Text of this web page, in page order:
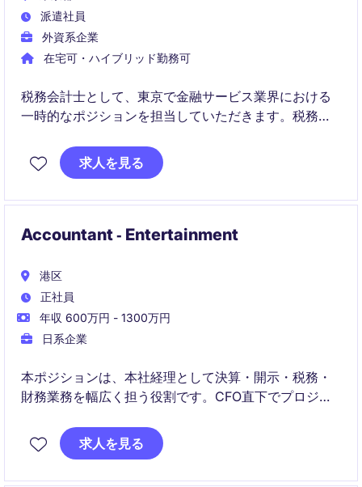
派遣社員
外資系企業
在宅可・ハイブリッド勤務可
税務会計士として、東京で金融サービス業界における
一時的なポジションを担当していただきます。税務関
ポートしていただきます。
求人を見る
Accountant ‐ Entertainment
港区
正社員
年収 600万円 - 1300万円
日系企業
本ポジションは、本社経理として決算・開示・税務・
財務業務を幅広く担う役割です。CFO直下でプロジェ
題に取り組みながら事業成長を支援いただきます。
求人を見る